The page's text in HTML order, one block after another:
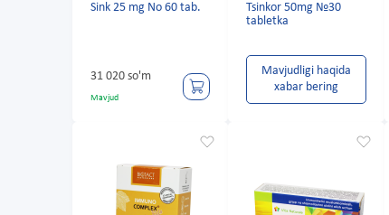
Sink 25 mg No 60 tab.
31 020 so'm
Mavjud
Tsinkor 50mg №30
tabletka
Mavjudligi haqida
xabar bering